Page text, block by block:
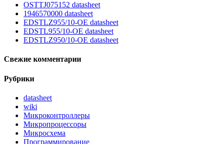
OSTTJ075152 datasheet
1946570000 datasheet
EDSTLZ955/10-OE datasheet
EDSTL955/10-OE datasheet
EDSTLZ950/10-OE datasheet
Свежие комментарии
Рубрики
datasheet
wiki
Микроконтроллеры
Микропроцессоры
Микросхема
Программирование